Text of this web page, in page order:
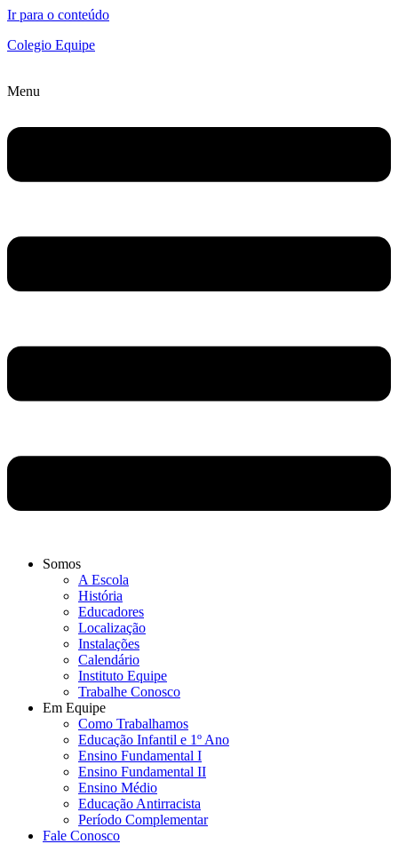
Ir para o conteúdo
Colegio Equipe
Menu
Somos
A Escola
História
Educadores
Localização
Instalações
Calendário
Instituto Equipe
Trabalhe Conosco
Em Equipe
Como Trabalhamos
Educação Infantil e 1º Ano
Ensino Fundamental I
Ensino Fundamental II
Ensino Médio
Educação Antirracista
Período Complementar
Fale Conosco